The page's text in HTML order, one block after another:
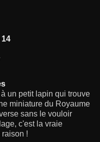
un petit lapin qui trouve
miniature du Royaume
sans le vouloir
c'est la vraie
!